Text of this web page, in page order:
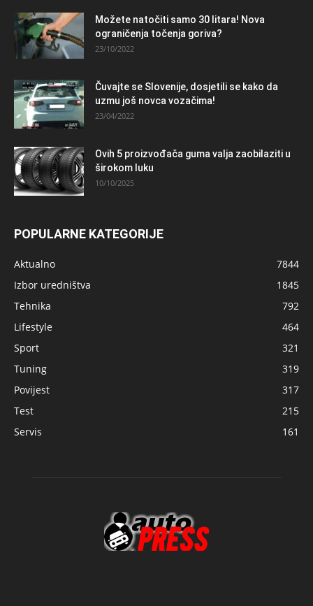
Možete natočiti samo 30 litara! Nova
ograničenja točenja goriva?
23/10/2022
Čuvajte se Slovenije, dosjetili se kako da
uzmu još novca vozačima!
23/04/2022
Ovih 5 proizvođača guma valja zaobilaziti u
širokom luku
10/10/2025
POPULARNE KATEGORIJE
Aktualno
7844
Izbor uredništva
1845
Tehnika
792
Lifestyle
464
Sport
321
Tuning
319
Povijest
317
Test
215
Servis
161